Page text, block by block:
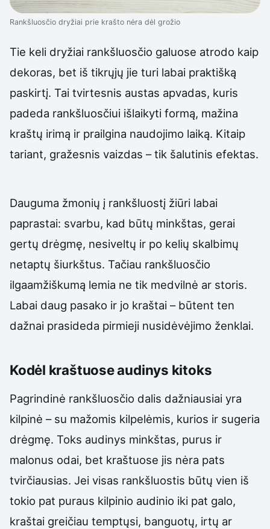
Rankšluosčio dryžiai prie krašto nėra dėl grožio
Tie keli dryžiai rankšluosčio galuose atrodo kaip
dekoras, bet iš tikrųjų jie turi labai praktišką
paskirtį. Tai tvirtesnis austas apvadas, kuris
padeda rankšluosčiui išlaikyti formą, mažina
kraštų irimą ir prailgina naudojimo laiką. Kitaip
tariant, gražesnis vaizdas – tik šalutinis efektas.
Dauguma žmonių į rankšluostį žiūri labai
paprastai: svarbu, kad būtų minkštas, gerai
gertų drėgmę, nesiveltų ir po kelių skalbimų
netaptų šiurkštus. Tačiau rankšluosčio
ilgaamžiškumą lemia ne tik medvilnė ar storis.
Labai daug pasako ir jo kraštai – būtent ten
dažnai prasideda pirmieji nusidėvėjimo ženklai.
Kodėl kraštuose audinys kitoks
Pagrindinė rankšluosčio dalis dažniausiai yra
kilpinė – su mažomis kilpelėmis, kurios ir sugeria
drėgmę. Toks audinys minkštas, purus ir
malonus odai, bet kraštuose jis nėra pats
tvirčiausias. Jei visas rankšluostis būtų vien iš
tokio pat puraus kilpinio audinio iki pat galo,
kraštai greičiau temptųsi, banguotų, irtų ar